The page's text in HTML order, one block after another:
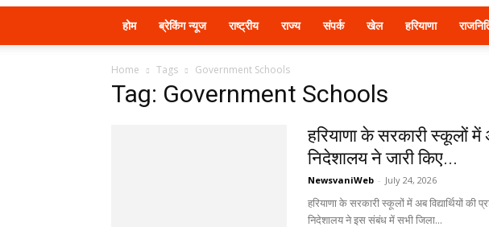
होम ब्रेकिंग न्यूज राष्ट्रीय राज्य संपर्क खेल हरियाणा
Home Tags Government Schools
Tag: Government Schools
हरियाणा के सरकारी स्कूलों में
निदेशालय ने जारी किए...
NewsvaniWeb - July 24, 2026
हरियाणा के सरकारी स्कूलों में अब विद्यार्थियों की
निदेशालय ने इस संबंध में सभी जिला...